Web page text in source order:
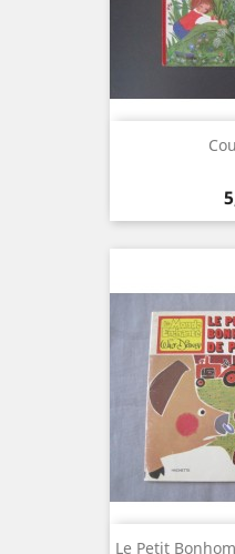
Le Petit